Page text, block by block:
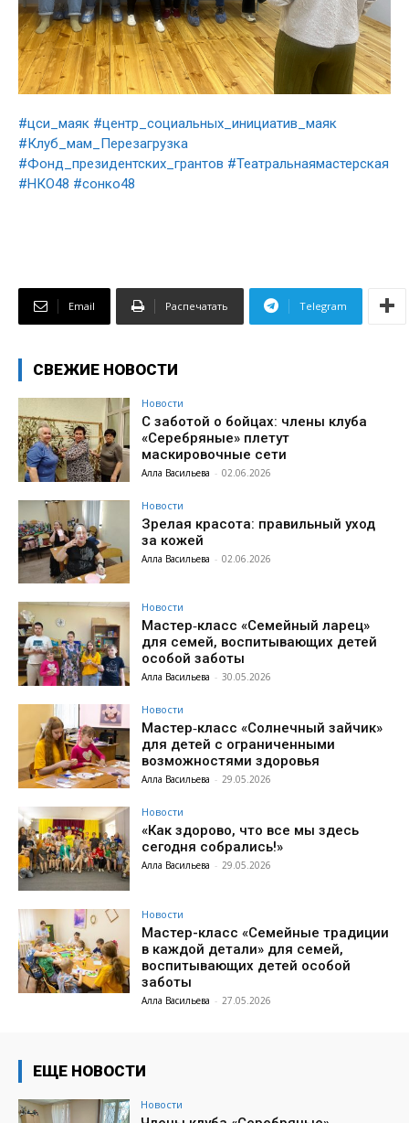
#цси_маяк #центр_социальных_инициатив_маяк
#Клуб_мам_Перезагрузка
#Фонд_президентских_грантов #Театральнаямастерская
#НКО48 #сонко48
Email Распечатать Telegram
СВЕЖИЕ НОВОСТИ
Новости
С заботой о бойцах: члены клуба
«Серебряные» плетут
маскировочные сети
Алла Васильева - 02.06.2026
Новости
Зрелая красота: правильный уход
за кожей
Алла Васильева - 02.06.2026
Новости
Мастер‑класс «Семейный ларец»
для семей, воспитывающих детей
особой заботы
Алла Васильева - 30.05.2026
Новости
Мастер‑класс «Солнечный зайчик»
для детей с ограниченными
возможностями здоровья
Алла Васильева - 29.05.2026
Новости
«Как здорово, что все мы здесь
сегодня собрались!»
Алла Васильева - 29.05.2026
Новости
Мастер-класс «Семейные традиции
в каждой детали» для семей,
воспитывающих детей особой
заботы
Алла Васильева - 27.05.2026
ЕЩЕ НОВОСТИ
Новости